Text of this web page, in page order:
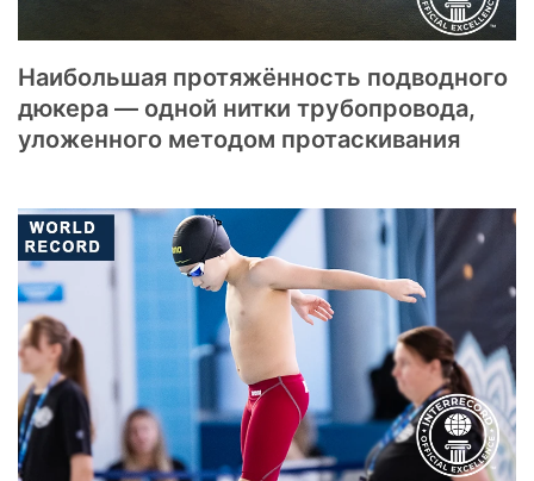
Наибольшая протяжённость подводного
дюкера — одной нитки трубопровода,
уложенного методом протаскивания